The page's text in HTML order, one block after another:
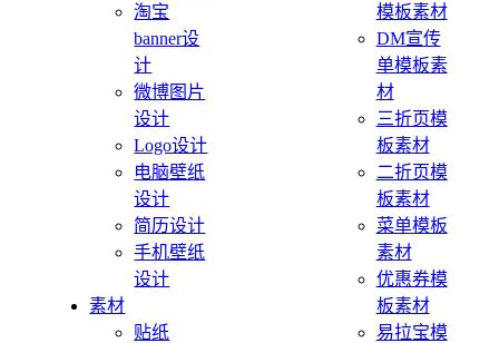
淘宝
banner设
计
微博图片
设计
Logo设计
电脑壁纸
设计
简历设计
手机壁纸
设计
素材
贴纸
模板素材
DM宣传
单模板素
材
三折页模
板素材
二折页模
板素材
菜单模板
素材
优惠券模
板素材
易拉宝模